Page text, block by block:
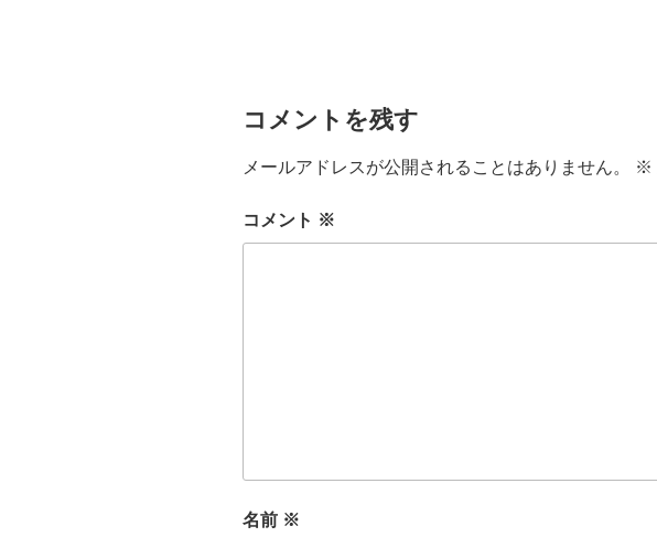
コメントを残す
メールアドレスが公開されることはありません。 ※
コメント ※
名前 ※